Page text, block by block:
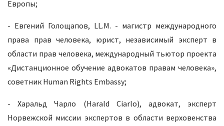
Европы;
- Евгений Голощапов, LL.M. - магистр международного
права прав человека, юрист, независимый эксперт в
области прав человека, международный тьютор проекта
«Дистанционное обучение адвокатов правам человека»,
советник Human Rights Embassy;
- Харальд Чарло (Harald Ciarlo), адвокат, эксперт
Норвежской миссии экспертов в области верховенства